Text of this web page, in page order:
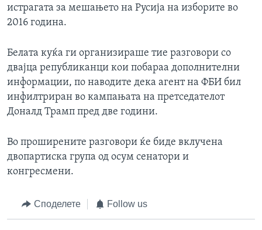
истрагата за мешањето на Русија на изборите во
2016 година.
Белата куќа ги организираше тие разговори со
двајца републиканци кои побараа дополнителни
информации, по наводите дека агент на ФБИ бил
инфилтриран во кампањата на претседателот
Доналд Трамп пред две години.
Во проширените разговори ќе биде вклучена
двопартиска група од осум сенатори и
конгресмени.
Споделете Follow us